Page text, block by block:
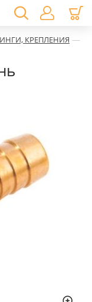
КРЕПЛЕНИЯ —